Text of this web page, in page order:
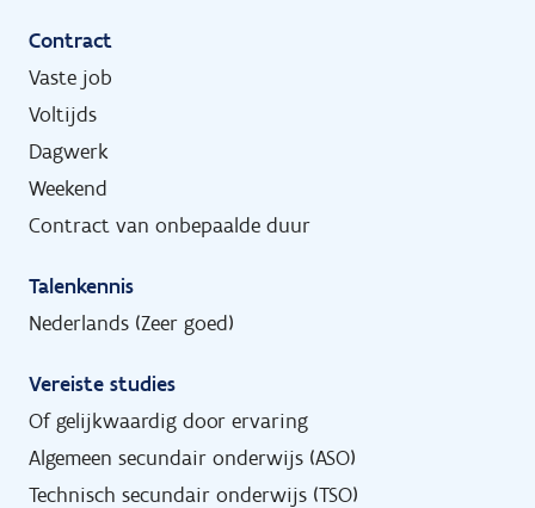
Contract
Vaste job
Voltijds
Dagwerk
Weekend
Contract van onbepaalde duur
Talenkennis
Nederlands (Zeer goed)
Vereiste studies
Of gelijkwaardig door ervaring
Algemeen secundair onderwijs (ASO)
Technisch secundair onderwijs (TSO)